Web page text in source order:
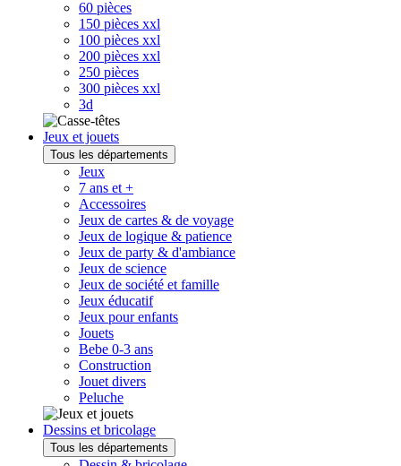
60 pièces
150 pièces xxl
100 pièces xxl
200 pièces xxl
250 pièces
300 pièces xxl
3d
Jeux et jouets
Tous les départements
Jeux
7 ans et +
Accessoires
Jeux de cartes & de voyage
Jeux de logique & patience
Jeux de party & d'ambiance
Jeux de science
Jeux de société et famille
Jeux éducatif
Jeux pour enfants
Jouets
Bebe 0-3 ans
Construction
Jouet divers
Peluche
Dessins et bricolage
Tous les départements